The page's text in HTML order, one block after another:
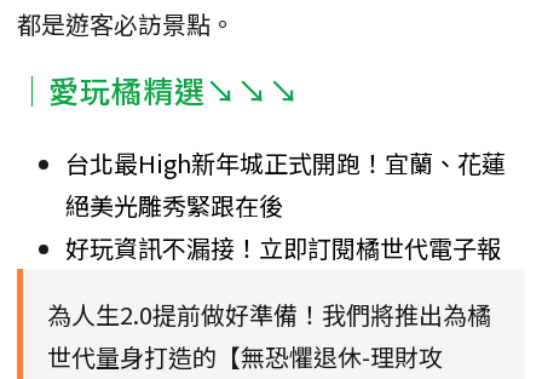
都是遊客必訪景點。
｜愛玩橘精選↘↘↘
台北最High新年城正式開跑！宜蘭、花蓮
絕美光雕秀緊跟在後
好玩資訊不漏接！立即訂閱橘世代電子報
為人生2.0提前做好準備！我們將推出為橘
世代量身打造的【無恐懼退休-理財攻